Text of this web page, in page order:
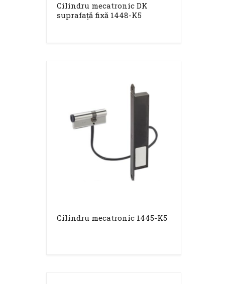
Cilindru mecatronic DK
suprafață fixă 1448-K5
Cilindru mecatronic 1445-K5